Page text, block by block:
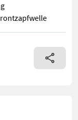
hinten - 3